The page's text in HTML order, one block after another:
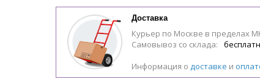
Доставка
Курьер по Москве в пределах
Самовывоз со склада:
Информация о доставке и